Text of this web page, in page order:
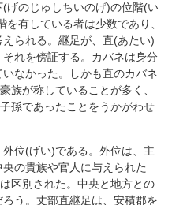
げのじゅしちいのげ)の位階(い
有している者は少数であり、
られる。継足が、直(あたい)
れを傍証する。カバネは身分
なかった。しかも直のカバネ
族が称していることが多く、
孫であったことをうかがわせ
位(げい)である。外位は、主
の貴族や官人に与えられた
区別された。中央と地方との
う。丈部直継足は、安積郡を